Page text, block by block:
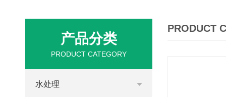
产品分类
PRODUCT CATEGORY
水处理
PRODUCT